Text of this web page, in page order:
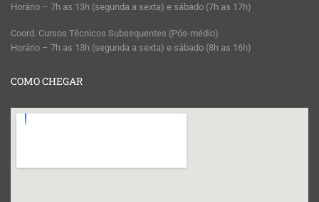
Horário – 7h as 13h (segunda a sexta) e sábado (7h as 17h)
Coord. Cursos Técnicos Subsequentes (Pós-médio)
Horário – 7h as 13h (segunda a sexta) e sábado (8h as 16h)
COMO CHEGAR